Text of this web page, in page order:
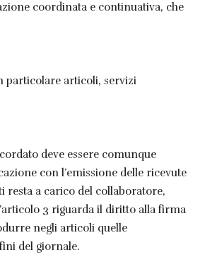
coordinata e continuativa, che
particolare articoli, servizi
deve essere comunque
con l’emissione delle ricevute
resta a carico del collaboratore,
3 riguarda il diritto alla firma
negli articoli quelle
del giornale.